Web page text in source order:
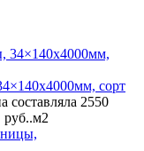
сорт
составляла 2550
м2